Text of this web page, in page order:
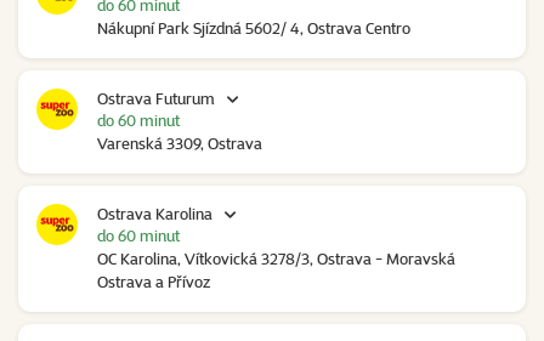
Nákupní Park Sjízdná 5602/ 4, Ostrava Centro
do 60 minut
Ostrava Futurum
Varenská 3309, Ostrava
do 60 minut
Ostrava Karolina
OC Karolina, Vítkovická 3278/3, Ostrava - Moravská
Ostrava a Přívoz
do 60 minut